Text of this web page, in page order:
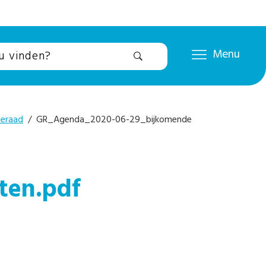
Menu
/ GR_Agenda_2020-06-29_bijkomende